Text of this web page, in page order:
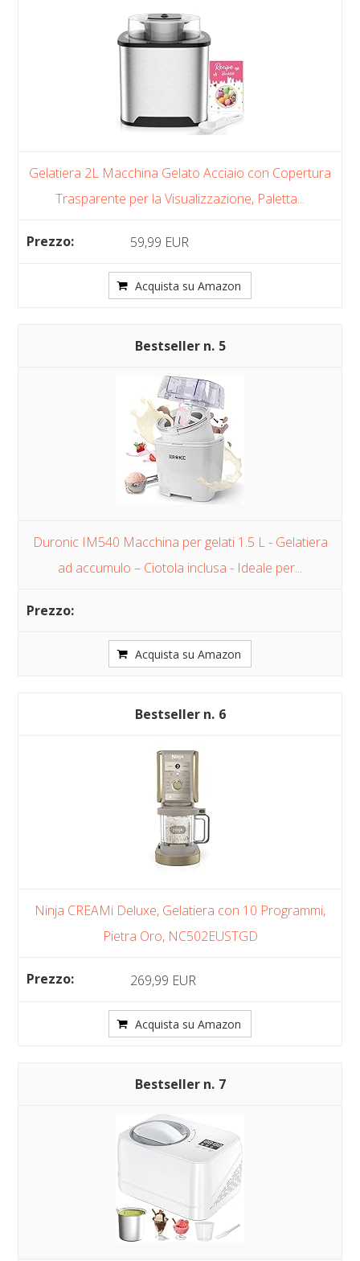
Gelatiera 2L Macchina Gelato Acciaio con Copertura
Trasparente per la Visualizzazione, Paletta...
59,99 EUR
Acquista su Amazon
5
Duronic IM540 Macchina per gelati 1.5 L - Gelatiera
ad accumulo – Ciotola inclusa - Ideale per...
Acquista su Amazon
6
Ninja CREAMi Deluxe, Gelatiera con 10 Programmi,
Pietra Oro, NC502EUSTGD
269,99 EUR
Acquista su Amazon
7